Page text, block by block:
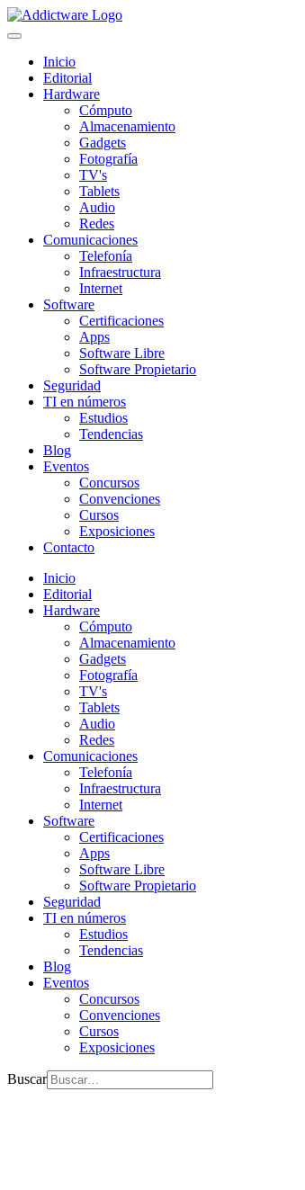
Inicio
Editorial
Hardware
Cómputo
Almacenamiento
Gadgets
Fotografía
TV's
Tablets
Audio
Redes
Comunicaciones
Telefonía
Infraestructura
Internet
Software
Certificaciones
Apps
Software Libre
Software Propietario
Seguridad
TI en números
Estudios
Tendencias
Blog
Eventos
Concursos
Convenciones
Cursos
Exposiciones
Contacto
Inicio
Editorial
Hardware
Cómputo
Almacenamiento
Gadgets
Fotografía
TV's
Tablets
Audio
Redes
Comunicaciones
Telefonía
Infraestructura
Internet
Software
Certificaciones
Apps
Software Libre
Software Propietario
Seguridad
TI en números
Estudios
Tendencias
Blog
Eventos
Concursos
Convenciones
Cursos
Exposiciones
Buscar